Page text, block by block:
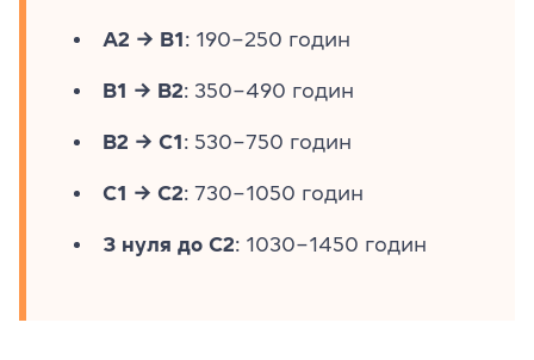
A2 → B1: 190–250 годин
B1 → B2: 350–490 годин
B2 → C1: 530–750 годин
C1 → C2: 730–1050 годин
З нуля до C2: 1030–1450 годин